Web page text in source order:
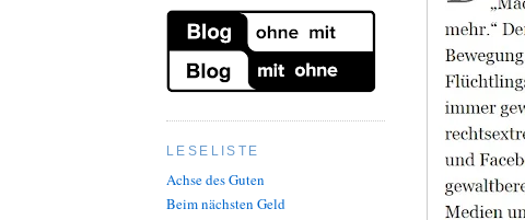
LESELISTE
Achse des Guten
Beim nächsten Geld